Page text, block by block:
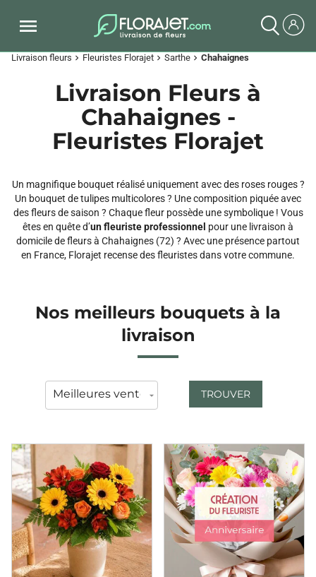
Livraison fleurs chevron_right Fleuristes Florajet chevron_right Sarthe chevron_right Chahaignes
Livraison Fleurs à
Chahaignes -
Fleuristes Florajet
Un magnifique bouquet réalisé uniquement avec des roses rouges ?
Un bouquet de tulipes multicolores ? Une composition piquée avec
des fleurs de saison ? Chaque fleur possède une symbolique ! Vous
êtes en quête d’un fleuriste professionnel pour une livraison à
domicile de fleurs à Chahaignes (72) ? Avec une présence partout
en France, Florajet recense des fleuristes dans votre commune.
Nos meilleurs bouquets à la
livraison
TROUVER